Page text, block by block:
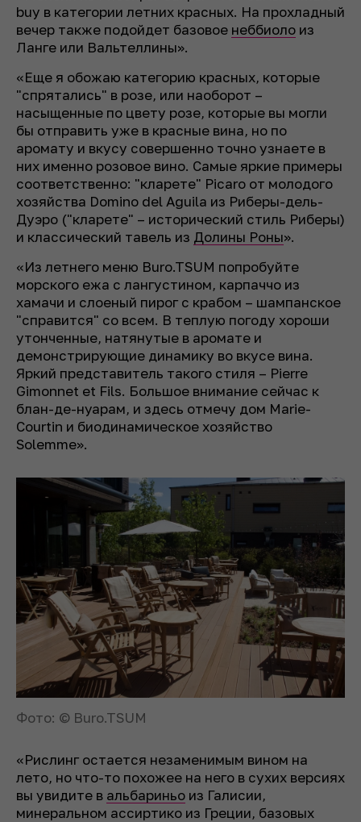
buy в категории летних красных. На прохладный
вечер также подойдет базовое неббиоло из
Ланге или Вальтеллины».
«Еще я обожаю категорию красных, которые
"спрятались" в розе, или наоборот –
насыщенные по цвету розе, которые вы могли
бы отправить уже в красные вина, но по
аромату и вкусу совершенно точно узнаете в
них именно розовое вино. Самые яркие примеры
соответственно: "кларете" Picaro от молодого
хозяйства Domino del Aguila из Риберы-дель-
Дуэро ("кларете" – исторический стиль Риберы)
и классический тавель из Долины Роны».
«Из летнего меню Buro.TSUM попробуйте
морского ежа с лангустином, карпаччо из
хамачи и слоеный пирог с крабом – шампанское
"справится" со всем. В теплую погоду хороши
утонченные, натянутые в аромате и
демонстрирующие динамику во вкусе вина.
Яркий представитель такого стиля – Pierre
Gimonnet et Fils. Большое внимание сейчас к
блан-де-нуарам, и здесь отмечу дом Marie-
Courtin и биодинамическое хозяйство
Solemme».
Фото: © Buro.TSUM
«Рислинг остается незаменимым вином на
лето, но что-то похожее на него в сухих версиях
вы увидите в альбариньо из Галисии,
минеральном ассиртико из Греции, базовых